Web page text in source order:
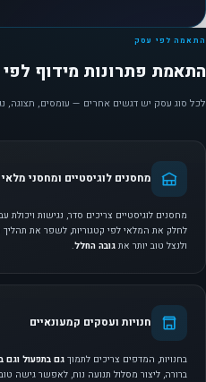
התאמה לפי עסק
התאמת פתרונות מידוף
לכל סוג עסק יש דגשים אחרים — עומסים, תצוגה,
מחסנים לוגיסטיים ומחסני מלאי
מחסנים לוגיסטיים צריכים סדר, נגישות
לחלק את המלאי לפי קטגוריות, לשפר את
ולנצל טוב יותר את גובה החלל.
חנויות ועסקים קמעונאיים
בחנויות, המדפים צריכים לתמוך גם בתפעול וגם
ברורה, ליצור מסלול תנועה נוח, לאפשר גישה